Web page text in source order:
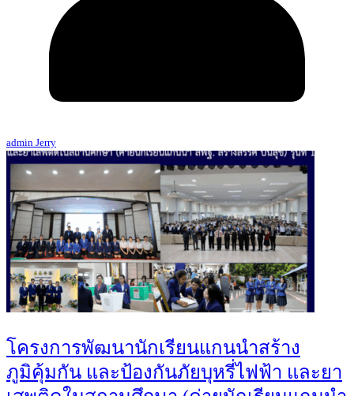
admin Jerry
โครงการพัฒนานักเรียนแกนนำสร้าง
ภูมิคุ้มกัน และป้องกันภัยบุหรี่ไฟฟ้า และยา